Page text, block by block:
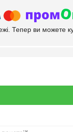
Тепер ви можете